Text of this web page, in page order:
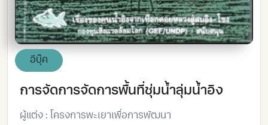
อีบุ๊ค
การจัดการจัดการพื้นที่ชุ่มน้ำลุ่มน้ำอิง
ผู้แต่ง : โครงการพะเยาเพื่อการพัฒนา